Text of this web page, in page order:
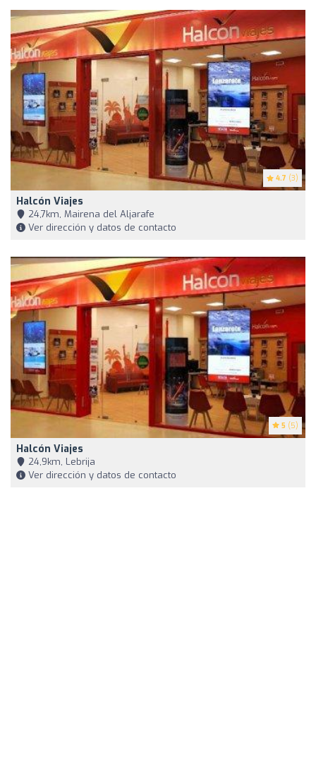
4.7 (3)
Halcón Viajes
24,7km, Mairena del Aljarafe
Ver dirección y datos de contacto
5 (5)
Halcón Viajes
24,9km, Lebrija
Ver dirección y datos de contacto